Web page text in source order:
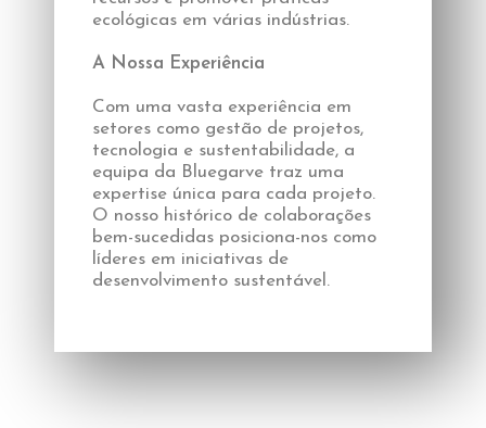
ecológicas em várias indústrias.
A Nossa Experiência
Com uma vasta experiência em
setores como gestão de projetos,
tecnologia e sustentabilidade, a
equipa da Bluegarve traz uma
expertise única para cada projeto.
O nosso histórico de colaborações
bem-sucedidas posiciona-nos como
líderes em iniciativas de
desenvolvimento sustentável.